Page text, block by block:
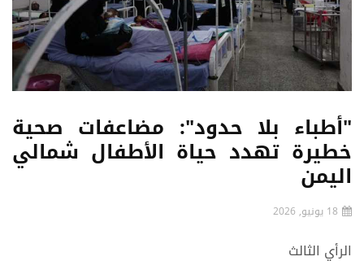
"أطباء بلا حدود": مضاعفات صحية
خطيرة تهدد حياة الأطفال شمالي
اليمن
18 يونيو, 2026
الرأي الثالث